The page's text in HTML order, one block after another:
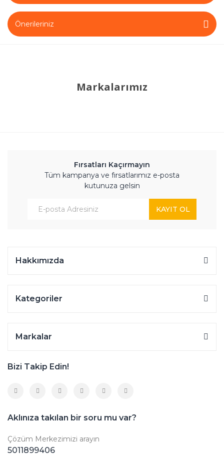
Önerileriniz
Markalarımız
Fırsatları Kaçırmayın
Tüm kampanya ve fırsatlarımız e-posta
kutunuza gelsin
KAYIT OL
Hakkımızda
Kategoriler
Markalar
Bizi Takip Edin!
Aklınıza takılan bir soru mu var?
Çözüm Merkezimizi arayın
5011899406